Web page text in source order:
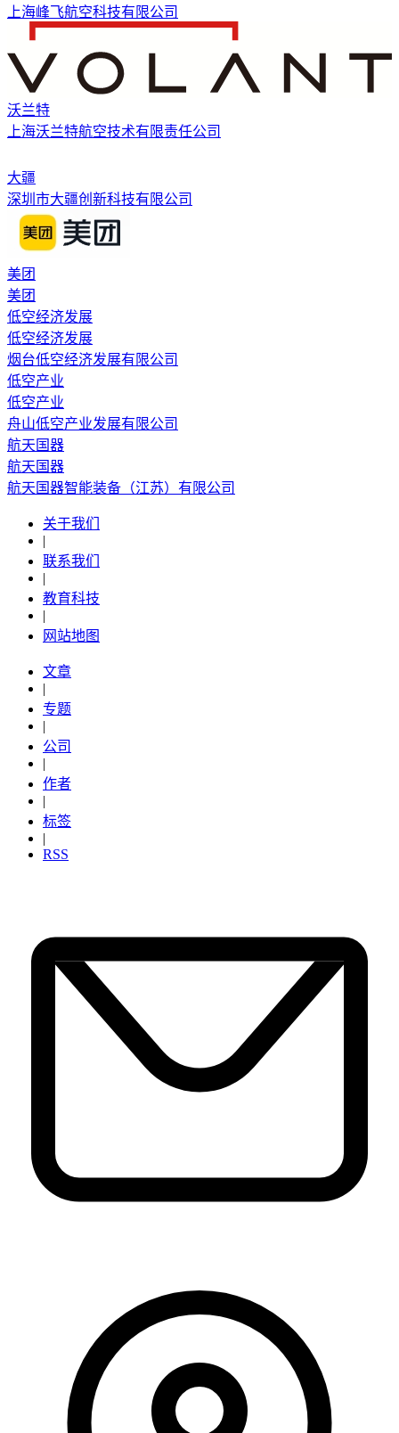
上海峰飞航空科技有限公司
沃兰特
上海沃兰特航空技术有限责任公司
大疆
深圳市大疆创新科技有限公司
美团
美团
低空经济发展
低空经济发展
烟台低空经济发展有限公司
低空产业
低空产业
舟山低空产业发展有限公司
航天国器
航天国器
航天国器智能装备（江苏）有限公司
关于我们
|
联系我们
|
教育科技
|
网站地图
文章
|
专题
|
公司
|
作者
|
标签
|
RSS